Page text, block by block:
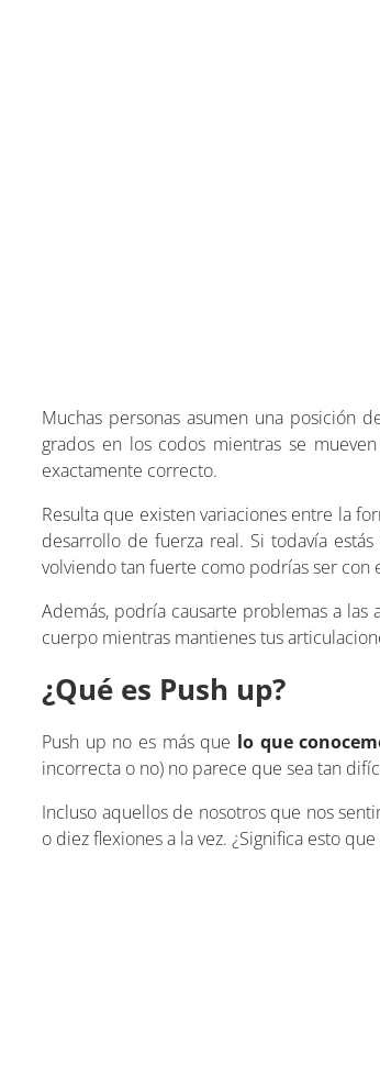
Muchas personas asumen una posición
grados en los codos mientras se
exactamente correcto.
Resulta que existen variaciones entre la
desarrollo de fuerza real. Si todavía
volviendo tan fuerte como podrías ser con
Además, podría causarte problemas a
cuerpo mientras mantienes tus
¿Qué es Push up?
Push up no es más que lo que
incorrecta o no) no parece que sea tan
Incluso aquellos de nosotros que nos
o diez flexiones a la vez. ¿Significa esto